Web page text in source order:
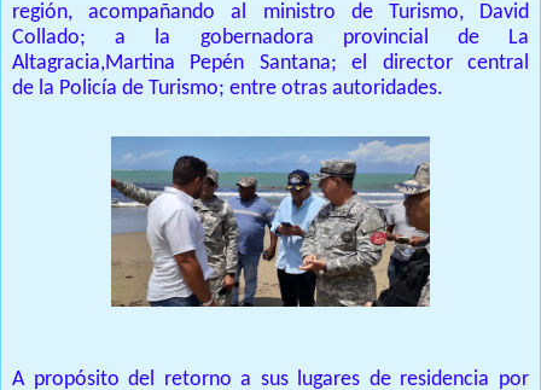
región, acompañandoal ministro de Turismo, David
Collado;a la gobernadora provincial de La
Altagracia,Martina Pepén Santana; el director central
de la Policía de Turismo; entre otras autoridades.
A propósito del retorno a sus lugares de residencia por